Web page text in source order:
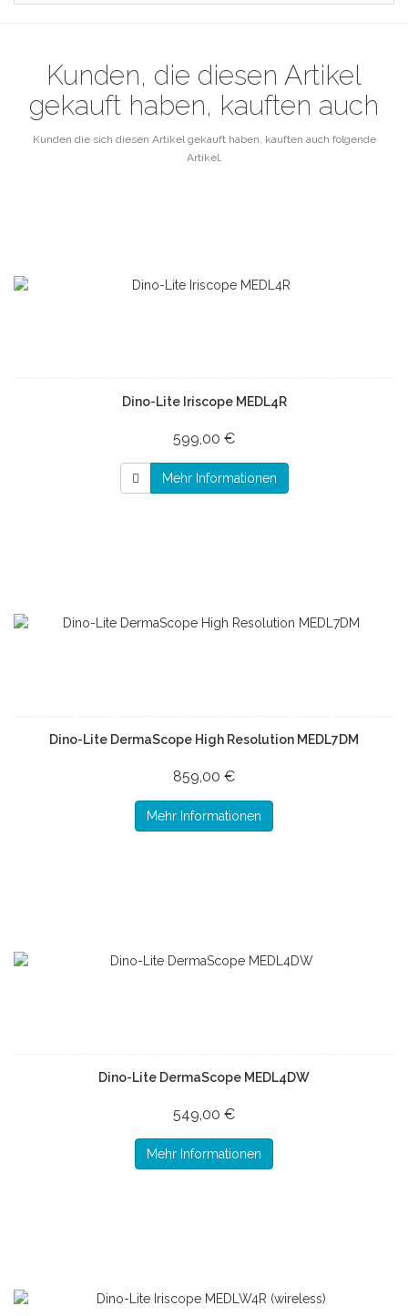
Kunden, die diesen Artikel
gekauft haben, kauften auch
Kunden die sich diesen Artikel gekauft haben, kauften auch folgende
Artikel.
Dino-Lite Iriscope MEDL4R
599,00 €
Mehr Informationen
Dino-Lite DermaScope High Resolution MEDL7DM
859,00 €
Mehr Informationen
Dino-Lite DermaScope MEDL4DW
549,00 €
Mehr Informationen